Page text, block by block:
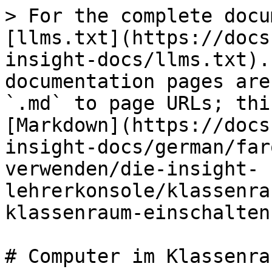
> For the complete
[llms.txt](https://
insight-docs/llms.txt).
documentation pages
`.md` to page URLs;
[Markdown](https://
insight-docs/german/
verwenden/die-insight-
lehrerkonsole/
klassenraum-
# Computer im